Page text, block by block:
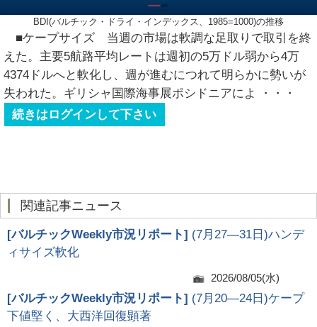
BDI(バルチック・ドライ・インデックス、1985=1000)の推移
■ケープサイズ 当週の市場は軟調な足取りで取引を終
えた。主要5航路平均レートは週初の5万ドル弱から4万
4374ドルへと軟化し、週が進むにつれて明らかに勢いが
失われた。ギリシャ国際海事展ポシドニアによ
・・・
続きはログインして下さい
関連記事ニュース
[バルチックWeekly市況リポート] (7月27―31日)ハンデ
ィサイズ軟化
2026/08/05(水)
[バルチックWeekly市況リポート] (7月20―24日)ケープ
下値堅く、大西洋回復顕著